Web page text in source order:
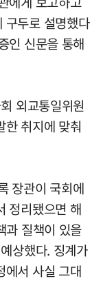
구두로 설명했다
인 신문을 통해
외교통일위원
한 취지에 맞춰
장관이 국회에
정리됐으면 해
과 질책이 있을
상했다. 징계가
에서 사실 그대